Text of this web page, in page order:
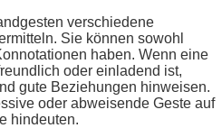
verschiedene
Sie können sowohl
haben. Wenn eine
oder einladend ist,
gute Beziehungen hinweisen.
oder abweisende Geste auf
hindeuten.